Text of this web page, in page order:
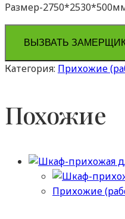
Размер-
ВЫЗВАТЬ
Категория: Прихожие
Похожие
Прихожие